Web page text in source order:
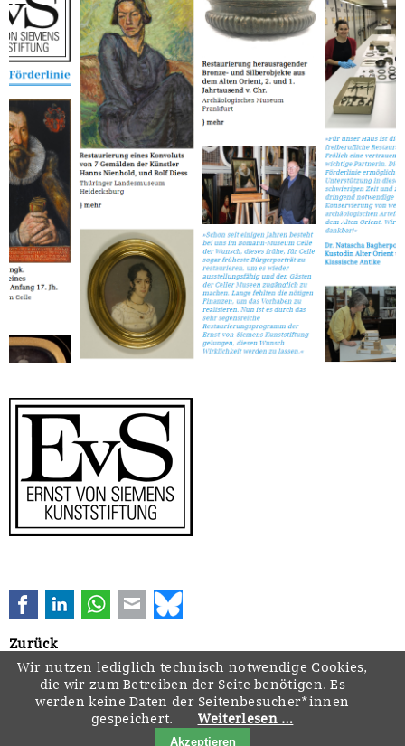
FacebookLinkedInWhatsApp
E-mail
Zurück
Navigation
Startseite Downloads Kontakt Impressum
Wir nutzen lediglich technisch notwendige Cookies,
die wir zum Betreiben der Seite benötigen. Es
werden keine Daten der Seitenbesucher*innen
gespeichert.
Weiterlesen …
Akzeptieren